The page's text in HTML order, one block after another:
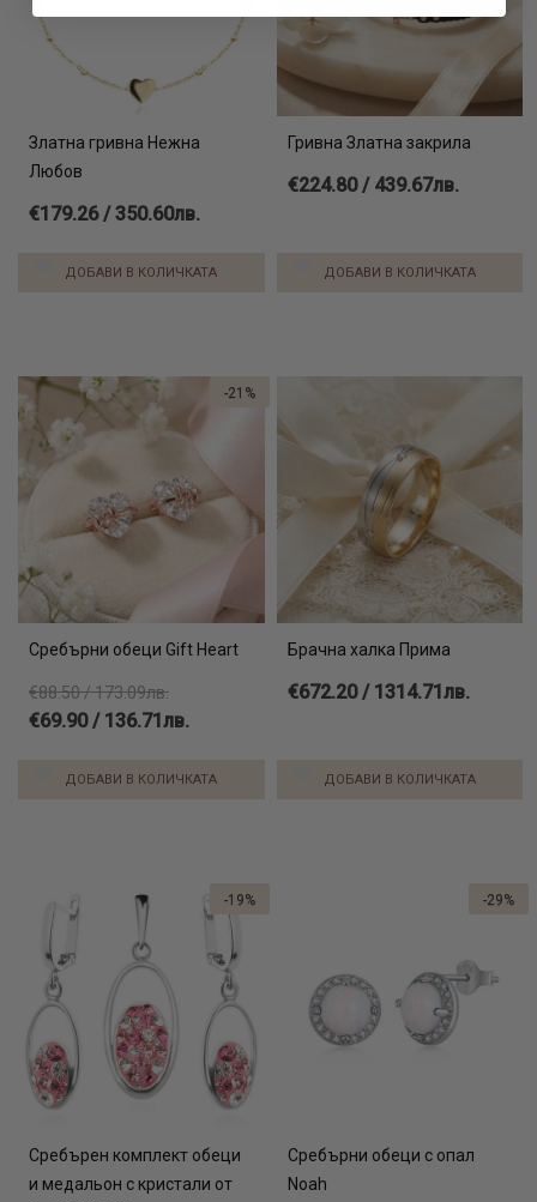
Златна гривна Нежна
Любов
€179.26 / 350.60лв.
ДОБАВИ В КОЛИЧКАТА
Гривна Златна закрила
€224.80 / 439.67лв.
ДОБАВИ В КОЛИЧКАТА
Сребърни обеци Gift Heart
€88.50 / 173.09лв.
€69.90 / 136.71лв.
ДОБАВИ В КОЛИЧКАТА
-21%
Брачна халка Прима
€672.20 / 1314.71лв.
ДОБАВИ В КОЛИЧКАТА
Сребърен комплект обеци
и медальон с кристали от
-19%
Сребърни обеци с опал
Noah
-29%